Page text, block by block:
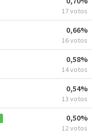
17 votos
0,66%
16 votos
0,58%
14 votos
0,54%
13 votos
0,50%
12 votos